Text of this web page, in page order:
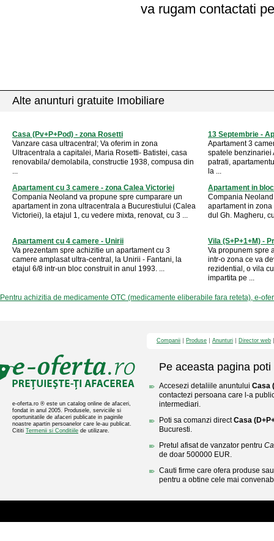
va rugam contactati
Alte anunturi gratuite Imobiliare
Casa (Pv+P+Pod) - zona Rosetti
Vanzare casa ultracentral; Va oferim in zona
Ultracentrala a capitalei, Maria Rosetti- Batistei, casa
renovabila/ demolabila, constructie 1938, compusa din
...
13 Septembrie -
Apartament 3
spatele benzinariei
patrati,
la ...
Apartament cu 3 camere - zona Calea Victoriei
Compania Neoland va propune spre cumparare un
apartament in zona ultracentrala a Bucurestiului (Calea
Victoriei), la etajul 1, cu vedere mixta, renovat, cu 3 ...
Apartament in
Compania
apartament in
dul Gh. Magheru,
Apartament cu 4 camere - Unirii
Va prezentam spre achizitie un apartament cu 3
camere amplasat ultra-central, la Unirii - Fantani, la
etajul 6/8 intr-un bloc construit in anul 1993. ...
Vila (S+P+1+M) -
Va propunem spre
intr-o zona ce va
rezidential, o vila
impartita pe ...
Pentru achizitia de medicamente OTC (medicamente eliberabile fara reteta), e-
e-oferta.ro ® este un catalog online de afaceri,
fondat in anul 2005. Produsele, serviciile si
oportunitatile de afaceri publicate in paginile
noastre apartin persoanelor care le-au publicat.
Cititi Termenii si Conditiile de utilizare.
Companii Produse Anunturi Director web
Pe aceasta pagina poti
Accesezi detaliile anuntului Casa
contactezi persoana care l-a
intermediari.
Poti sa comanzi directCasa
Bucuresti.
Pretul afisat de vanzator pentru
de doar 500000 EUR.
Cauti firme care ofera produse
pentru a obtine cele mai